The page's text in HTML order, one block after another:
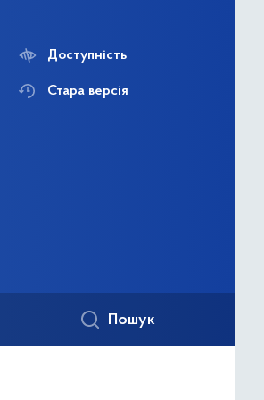
Доступність
Стара версія
Пошук